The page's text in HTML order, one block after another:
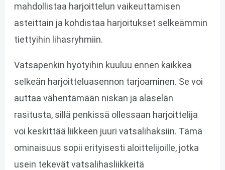
mahdollistaa harjoittelun vaikeuttamisen
asteittain ja kohdistaa harjoitukset selkeämmin
tiettyihin lihasryhmiin.
Vatsapenkin hyötyihin kuuluu ennen kaikkea
selkeän harjoitteluasennon tarjoaminen. Se voi
auttaa vähentämään niskan ja alaselän
rasitusta, sillä penkissä ollessaan harjoittelija
voi keskittää liikkeen juuri vatsalihaksiin. Tämä
ominaisuus sopii erityisesti aloittelijoille, jotka
usein tekevät vatsalihasliikkeitä